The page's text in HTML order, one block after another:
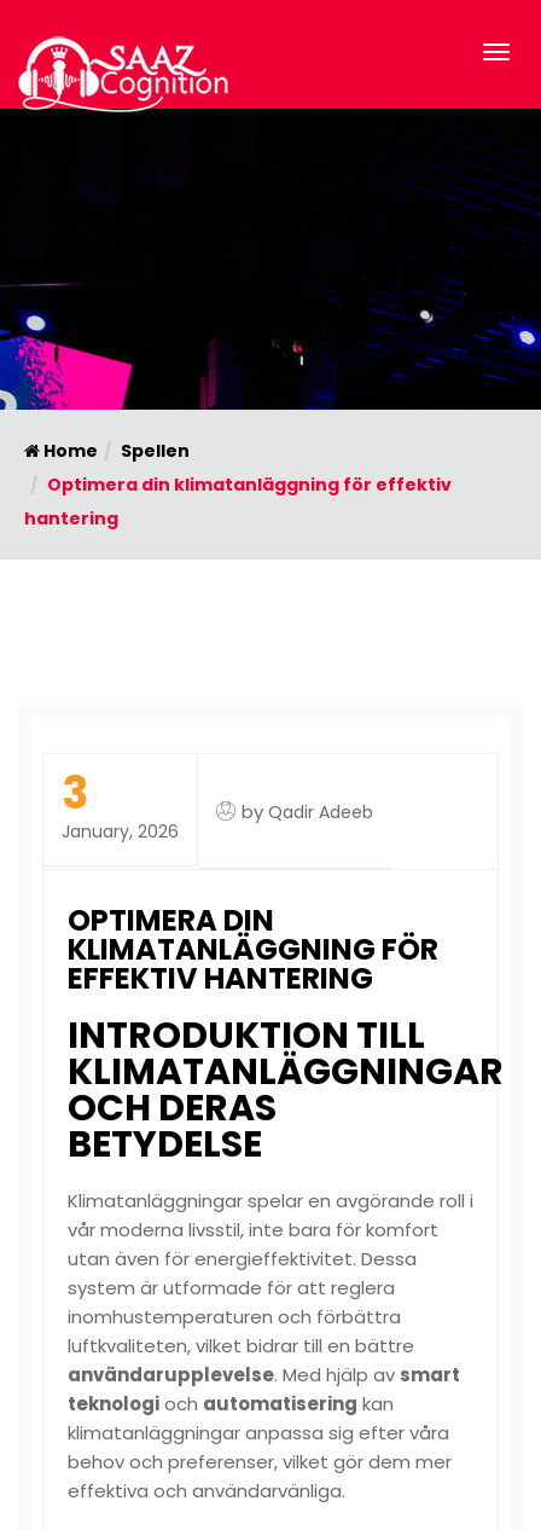
Home
Spellen
Optimera din klimatanläggning för effektiv
hantering
3
January, 2026
by Qadir Adeeb
OPTIMERA DIN
KLIMATANLÄGGNING FÖR
EFFEKTIV HANTERING
INTRODUKTION TILL
KLIMATANLÄGGNINGAR
OCH DERAS
BETYDELSE
Klimatanläggningar spelar en avgörande roll i
vår moderna livsstil, inte bara för komfort
utan även för energieffektivitet. Dessa
system är utformade för att reglera
inomhustemperaturen och förbättra
luftkvaliteten, vilket bidrar till en bättre
användarupplevelse. Med hjälp av smart
teknologioch automatisering kan
klimatanläggningar anpassa sig efter våra
behov och preferenser, vilket gör dem mer
effektiva och användarvänliga.